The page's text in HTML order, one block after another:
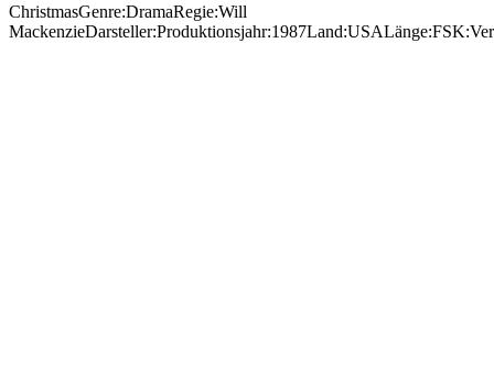
ChristmasGenre:DramaRegie:Will